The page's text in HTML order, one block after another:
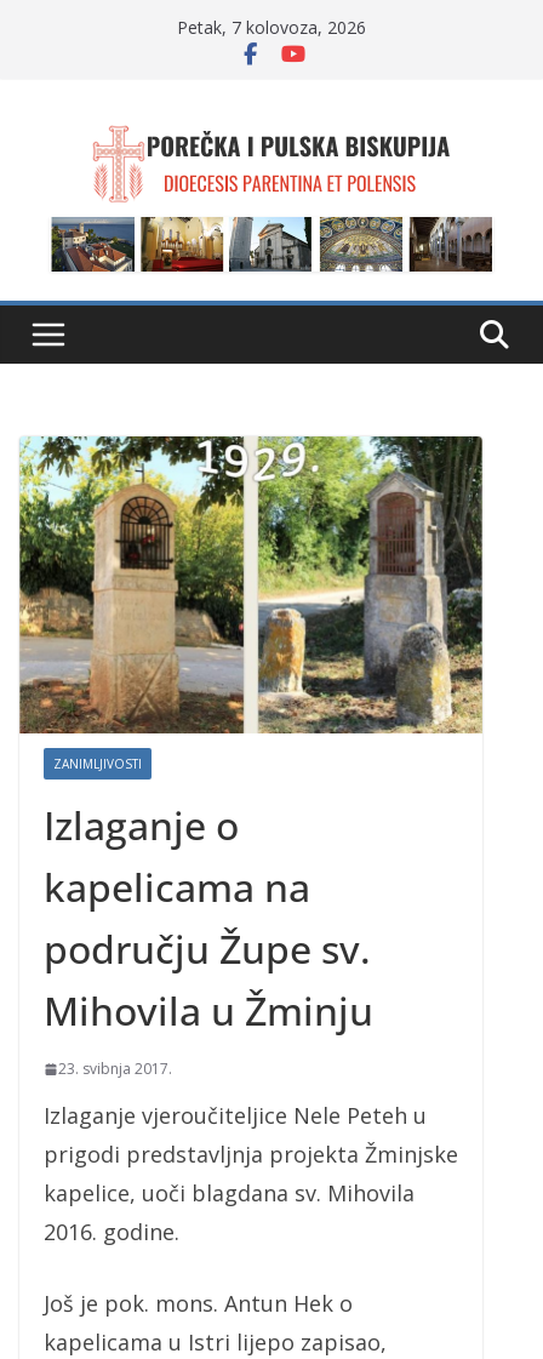
Petak, 7 kolovoza, 2026
ZANIMLJIVOSTI
Izlaganje o
kapelicama na
području Župe sv.
Mihovila u Žminju
23. svibnja 2017.
Izlaganje vjeroučiteljice Nele Peteh u
prigodi predstavljnja projekta Žminjske
kapelice, uoči blagdana sv. Mihovila
2016. godine.
Još je pok. mons. Antun Hek o
kapelicama u Istri lijepo zapisao,